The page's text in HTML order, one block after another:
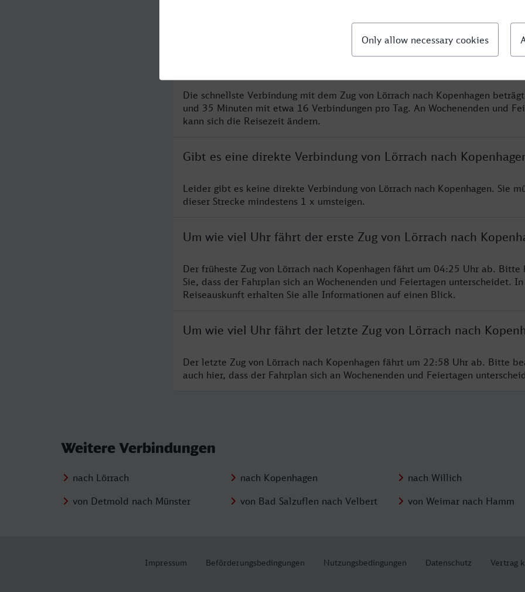
Die schnellste Verbindung mit dem Zug von Lörrach nach Kopenhagen
und 35 Minuten mit etwa 16 Verbindungen pro Tag. An Wochenenden und
kann sich die Reisezeit ändern.
Gibt es eine direkte Verbindung von Lörrach nach
Leider gibt es keine direkte Verbindung von Lörrach nach Kopenhagen. Sie
dieser Strecke mindestens 1 x umsteigen.
Um wie viel Uhr fährt der erste Zug von Lörrach nach
Der früheste Zug von Lörrach nach Kopenhagen fährt um 04:25 Uhr ab. Bitte
Sie, dass der Fahrplan sich an Wochenenden und Feiertagen unterscheidet.
Reiseauskunft erhalten Sie alle Informationen auf einen Blick.
Um wie viel Uhr fährt der letzte Zug von Lörrach nach
Der letzte Zug von Lörrach nach Kopenhagen fährt um 22:58 Uhr ab. Bitte
auch hier, dass der Fahrplan sich an Wochenenden und Feiertagen
Weitere Verbindungen
nach Lörrach nach Kopenhagen nach Willich
von Detmold nach Münster
von Bad Salzuflen nach Velbert von Weimar nach Hamm
Impressum Beförderungsbedingungen Nutzungsbedingungen Datenschutz Vertrag